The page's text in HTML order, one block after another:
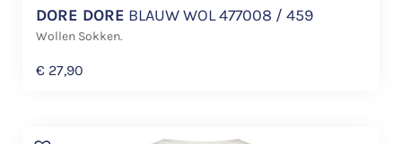
DORE DORE BLAUW WOL 477008 / 459
Wollen Sokken.
€ 27,90